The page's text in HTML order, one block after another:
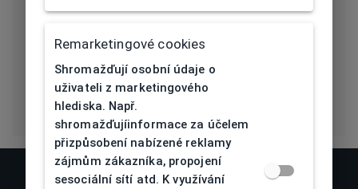
Flex Ne
Eco Friendly Ne
Remarketingové cookies
Shromažďují osobní údaje o
uživateli z marketingového
hlediska. Např.
shromažďujíinformace za účelem
přizpůsobení nabízené reklamy
zájmům zákazníka, propojení
sesociální sítí atd. K využívání